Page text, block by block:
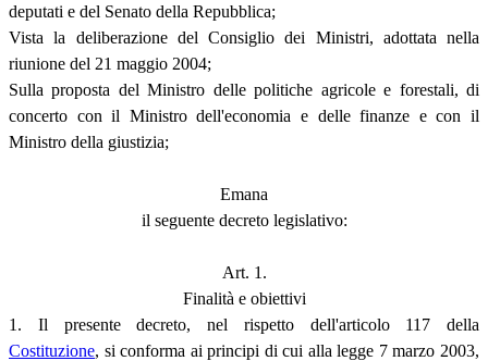
deputati e del Senato della Repubblica;
Vista la deliberazione del Consiglio dei Ministri, adottata nella
riunione del 21 maggio 2004;
Sulla proposta del Ministro delle politiche agricole e forestali, di
concerto con il Ministro dell'economia e delle finanze e con il
Ministro della giustizia;
Emana
il seguente decreto legislativo:
Art. 1.
Finalità e obiettivi
1. Il presente decreto, nel rispetto dell'articolo 117 della
Costituzione, si conforma ai principi di cui alla legge 7 marzo 2003,